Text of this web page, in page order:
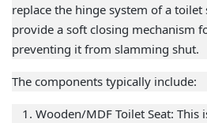
replace the hinge system of a
provide a soft closing mechanism
preventing it from slamming shut.
The components typically include:
Wooden/MDF Toilet Seat: